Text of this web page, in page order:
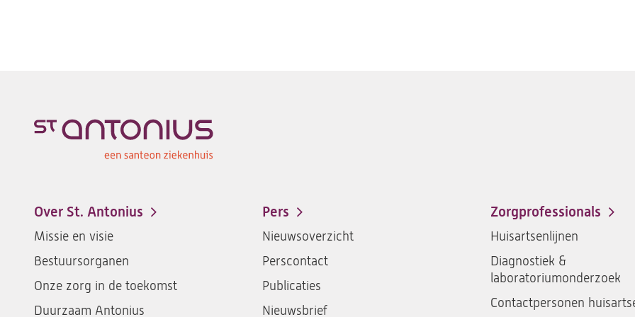
Footer-
menu
Over St. Antonius
Missie en visie
Bestuursorganen
Onze zorg in de toekomst
Duurzaam Antonius
Pers
Nieuwsoverzicht
Perscontact
Publicaties
Nieuwsbrief
Zorgprofessionals
Huisartsenlijnen
Diagnostiek &
laboratoriumonderzoek
Contactpersonen